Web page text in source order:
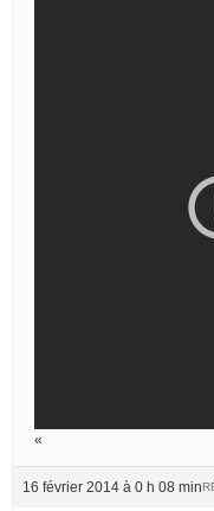
«
16 février 2014 à 0 h 08 min